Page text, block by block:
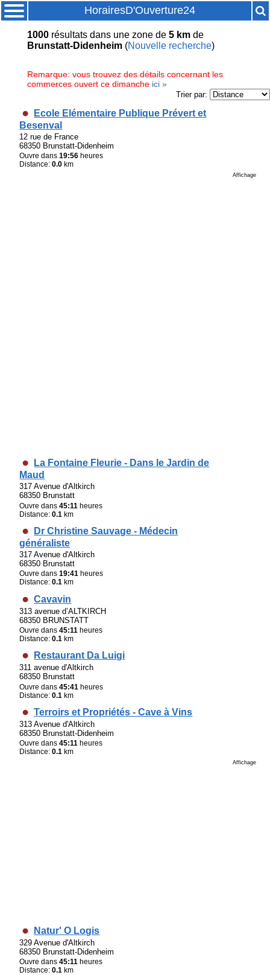
HorairesD'Ouverture24
1000résultatsdans une zone de 5 kmde
Brunstatt-Didenheim(Nouvelle recherche)
Remarque: vous trouvez des détails concernant les
commerces ouvert ce dimanche ici »
Trier par:
Ecole Elémentaire Publique Prévert et
Besenval
12 rue de France
68350 Brunstatt-Didenheim
Ouvre dans19:56 heures
Distance:0.0 km
Affichage
La Fontaine Fleurie - Dans le Jardin de
Maud
317 Avenue d'Altkirch
68350 Brunstatt
Ouvre dans45:11 heures
Distance:0.1 km
Dr Christine Sauvage - Médecin
généraliste
317 Avenue d'Altkirch
68350 Brunstatt
Ouvre dans19:41 heures
Distance:0.1 km
Cavavin
313 avenue d’ALTKIRCH
68350 BRUNSTATT
Ouvre dans45:11 heures
Distance:0.1 km
Restaurant Da Luigi
311 avenue d'Altkirch
68350 Brunstatt
Ouvre dans45:41 heures
Distance:0.1 km
Terroirs et Propriétés - Cave à Vins
313 Avenue d'Altkirch
68350 Brunstatt-Didenheim​
Ouvre dans45:11 heures
Distance:0.1 km
Affichage
Natur' O Logis
329 Avenue d'Altkirch
68350 Brunstatt-Didenheim
Ouvre dans45:11 heures
Distance:0.1 km